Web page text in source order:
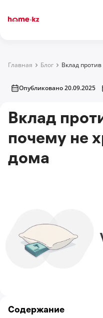
Главная Блог
Опубликовано 20.09.2025
Вклад
почему не
дома
Содержание